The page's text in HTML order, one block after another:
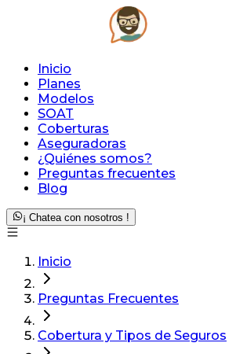
Inicio
Planes
Modelos
SOAT
Coberturas
Aseguradoras
¿Quiénes somos?
Preguntas frecuentes
Blog
¡ Chatea con nosotros !
Inicio
Preguntas Frecuentes
Cobertura y Tipos de Seguros